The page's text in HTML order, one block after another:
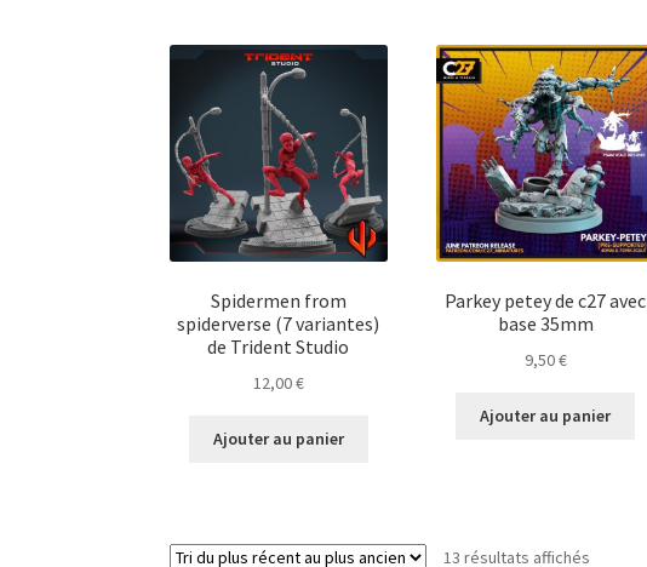
Spidermen from
spiderverse (7 variantes)
de Trident Studio
12,00€
Ajouter au panier
Parkey petey de c27 avec
base 35mm
9,50€
Ajouter au panier
13 résultats affichés